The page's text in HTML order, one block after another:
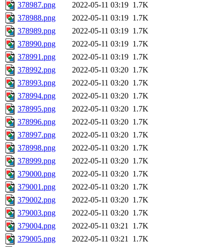
378987.png
2022-05-11 03:19 1.7K
378988.png
2022-05-11 03:19 1.7K
378989.png
2022-05-11 03:19 1.7K
378990.png
2022-05-11 03:19 1.7K
378991.png
2022-05-11 03:19 1.7K
378992.png
2022-05-11 03:20 1.7K
378993.png
2022-05-11 03:20 1.7K
378994.png
2022-05-11 03:20 1.7K
378995.png
2022-05-11 03:20 1.7K
378996.png
2022-05-11 03:20 1.7K
378997.png
2022-05-11 03:20 1.7K
378998.png
2022-05-11 03:20 1.7K
378999.png
2022-05-11 03:20 1.7K
379000.png
2022-05-11 03:20 1.7K
379001.png
2022-05-11 03:20 1.7K
379002.png
2022-05-11 03:20 1.7K
379003.png
2022-05-11 03:20 1.7K
379004.png
2022-05-11 03:21 1.7K
379005.png
2022-05-11 03:21 1.7K